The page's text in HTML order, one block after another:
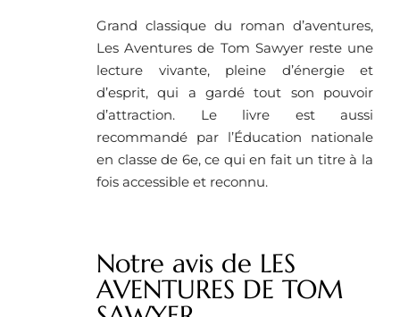
Grand classique du roman d’aventures,
Les Aventures de Tom Sawyer reste une
lecture vivante, pleine d’énergie et
d’esprit, qui a gardé tout son pouvoir
d’attraction. Le livre est aussi
recommandé par l’Éducation nationale
en classe de 6e, ce qui en fait un titre à la
fois accessible et reconnu.
Notre avis de LES
AVENTURES DE TOM